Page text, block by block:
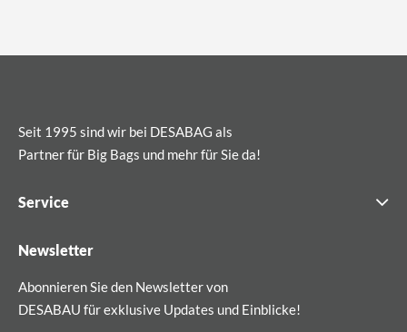
Seit 1995 sind wir bei DESABAG als
Partner für Big Bags und mehr für Sie da!
Service
Newsletter
Abonnieren Sie den Newsletter von
DESABAU für exklusive Updates und Einblicke!